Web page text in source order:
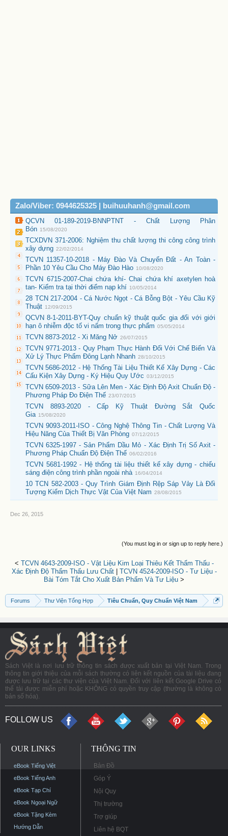
Zalo/Viber: 0944625325 | buihuuhanh@gmail.com
QCVN 01-189-2019-BNNPTNT - Chất Lượng Phân
Bón 15/08/2020
TCXDVN 371-2006: Nghiệm thu chất lượng thi công công trình
xây dựng 22/02/2014
TCVN 11357-10-2018 - Máy Đào Và Chuyển Đất - An Toàn -
Phần 10 Yêu Cầu Cho Máy Đào Hào 10/08/2020
TCVN 6715-2007-Chai chứa khí- Chai chứa khí axetylen hoà
tan- Kiểm tra tại thời điểm nạp khí 10/05/2014
28 TCN 217-2004 - Cá Nước Ngọt - Cá Bỗng Bột - Yêu Cầu Kỹ
Thuật 12/09/2015
QCVN 8-1-2011-BYT-Quy chuẩn kỹ thuật quốc gia đối với giới
hạn ô nhiễm độc tố vi nấm trong thực phẩm 05/05/2014
TCVN 8873-2012 - Xi Măng Nở 26/07/2015
TCVN 9771-2013 - Quy Phạm Thực Hành Đối Với Chế Biến Và
Xử Lý Thực Phẩm Đông Lạnh Nhanh 28/10/2015
TCVN 5686-2012 - Hệ Thống Tài Liệu Thiết Kế Xây Dựng - Các
Cấu Kiện Xây Dựng - Ký Hiệu Quy Ước 03/12/2015
TCVN 6509-2013 - Sữa Lên Men - Xác Định Độ Axit Chuẩn Độ -
Phương Pháp Đo Điện Thế 23/07/2015
TCVN 8893-2020 - Cấp Kỹ Thuật Đường Sắt Quốc
Gia 15/08/2020
TCVN 9093-2011-ISO - Công Nghệ Thông Tin - Chất Lượng Và
Hiệu Năng Của Thiết Bị Văn Phòng 07/12/2015
TCVN 6325-1997 - Sản Phẩm Dầu Mỏ - Xác Định Trị Số Axit -
Phương Pháp Chuẩn Độ Điện Thế 06/02/2016
TCVN 5681-1992 - Hệ thống tài liệu thiết kế xây dựng - chiếu
sáng điện công trình phần ngoài nhà 16/04/2014
10 TCN 582-2003 - Quy Trình Giám Định Rệp Sáp Vảy Là Đối
Tượng Kiểm Dịch Thực Vật Của Việt Nam 28/08/2015
Dec 26, 2015
(You must log in or sign up to reply here.)
< TCVN 4643-2009-ISO - Vật Liệu Kim Loại Thiêu Kết Thẩm Thấu -
Xác Định Độ Thẩm Thấu Lưu Chất| TCVN 4524-2009-ISO - Tư Liệu -
Bài Tóm Tắt Cho Xuất Bản Phẩm Và Tư Liệu >
Forums Thư Viện Tổng Hợp Tiêu Chuẩn, Quy Chuẩn Việt Nam
Sách Việt là nơi lưu trữ thông tin sách được xuất bản tại Việt Nam. Trong
thông tin giới thiệu của mỗi sách thường có liên kết nguồn của tài liệu đang
được lưu trữ tại các thư viện của Việt Nam. Đối với liên kết Google Drive có
thể tải được miễn phí hoặc KHÔNG có quyền truy cập (thường là không có
bản số hóa).
FOLLOW US
OUR LINKS
eBook Tiếng Việt
eBook Tiếng Anh
eBook Tạp Chí
eBook Ngoại Ngữ
eBook Tặng Kèm
Hướng Dẫn
THÔNG TIN
Bản Đồ
Góp Ý
Nội Quy
Thị trường
Trợ giúp
Liên hệ BQT